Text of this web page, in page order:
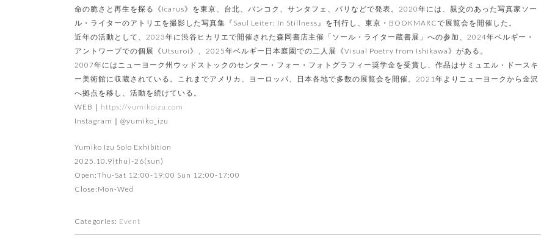
命の脆さと再生を探る《Icarus》を東京、台北、バンコク、サンタフェ、パリなどで発表。2020年には、親交のあった写真家ソー
ル・ライターのアトリエを撮影した写真集『Saul Leiter: In Stillness』を刊行し、東京・BOOKMARCで展覧会を開催した。
近年の活動として、2023年に渋谷ヒカリエで開催された森岡書店主催「ソール・ライター蔵書展」への参加、2024年ベルギー・
アントワープでの個展《Utsuroi》、2025年ベルギー日本庭園での二人展《Visual Poetry from Ishikawa》がある。
2007年にはニューヨーク州ウッドストックのセンター・フォー・フォトグラフィー奨学金を受賞し、作品はサミュエル・ドースキ
ー美術館に収蔵されている。これまでアメリカ、ヨーロッパ、日本各地で多数の展覧会を開催。2021年よりニューヨークから金沢
へ拠点を移し、活動を続けている。
WEB｜ https://yumikoizu.com
Instagram｜@yumiko_izu
Yumiko Izu Solo Exhibition
2025.10.9(thu)-26(sun)
Open:Thu-Sat 12:00-19:00 Sun 12:00-17:00
Close:Mon-Wed
Categories: Event